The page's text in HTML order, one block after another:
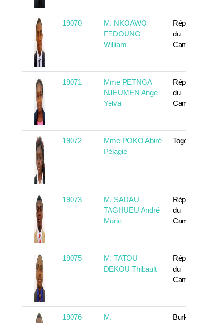
19070
M. NKOAWO
FEDOUNG
William
République
du
Cameroun
19071
Mme PETNGA
NJEUMEN Ange
Yelva
République
du
Cameroun
19072
Mme POKO Abiré
Pélagie
Togo
19073
M. SADAU
TAGHUEU André
Marie
République
du
Cameroun
19075
M. TATOU
DEKOU Thibault
République
du
Cameroun
19076
M.
Burkina